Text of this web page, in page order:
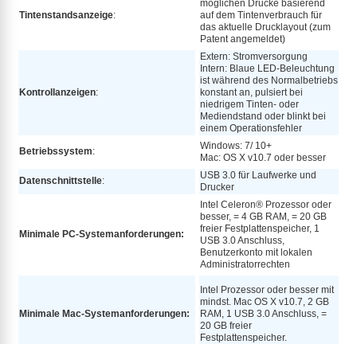
Tintenstandsanzeige:
möglichen Drucke basierend
auf dem Tintenverbrauch für
das aktuelle Drucklayout (zum
Patent angemeldet)
Kontrollanzeigen:
Extern: Stromversorgung
Intern: Blaue LED-Beleuchtung
ist während des Normalbetriebs
konstant an, pulsiert bei
niedrigem Tinten- oder
Mediendstand oder blinkt bei
einem Operationsfehler
Betriebssystem:
Windows: 7/ 10+
Mac: OS X v10.7 oder besser
Datenschnittstelle:
USB 3.0 für Laufwerke und
Drucker
Minimale PC-Systemanforderungen:
Intel Celeron® Prozessor oder
besser, = 4 GB RAM, = 20 GB
freier Festplattenspeicher, 1
USB 3.0 Anschluss,
Benutzerkonto mit lokalen
Administratorrechten
Minimale Mac-Systemanforderungen:
Intel Prozessor oder besser mit
mindst. Mac OS X v10.7, 2 GB
RAM, 1 USB 3.0 Anschluss, =
20 GB freier
Festplattenspeicher.